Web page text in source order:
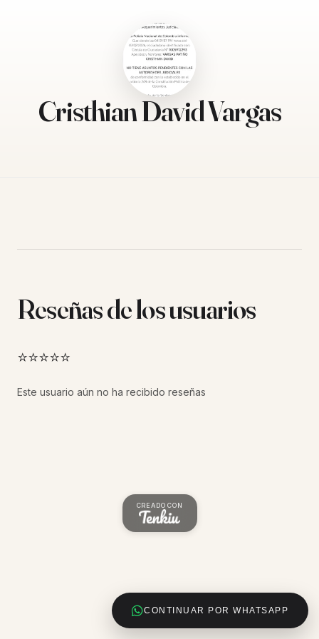
Cristhian David Vargas
CONTINUAR POR WHATSAPP
Reseñas de los usuarios
⭐⭐⭐⭐⭐
Este usuario aún no ha recibido reseñas
CREADO CON